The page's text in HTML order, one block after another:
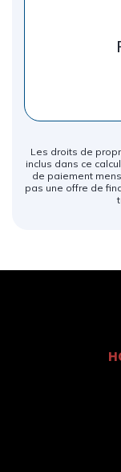
Les droits de
inclus dans ce
de paiement
pas une offre de